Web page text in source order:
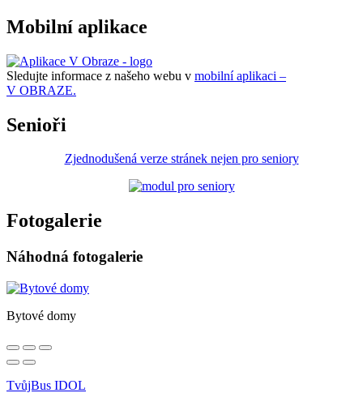
Mobilní aplikace
Sledujte informace z našeho webu v mobilní aplikaci –
V OBRAZE.
Senioři
Zjednodušená verze stránek nejen pro seniory
Fotogalerie
Náhodná fotogalerie
Bytové domy
TvůjBus IDOL